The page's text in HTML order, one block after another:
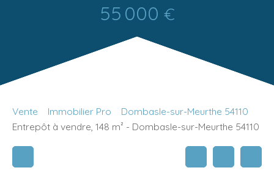
55 000 €
Vente Immobilier Pro
Dombasle-sur-Meurthe 54110
Entrepôt à vendre, 148 m² - Dombasle-sur-Meurthe 54110